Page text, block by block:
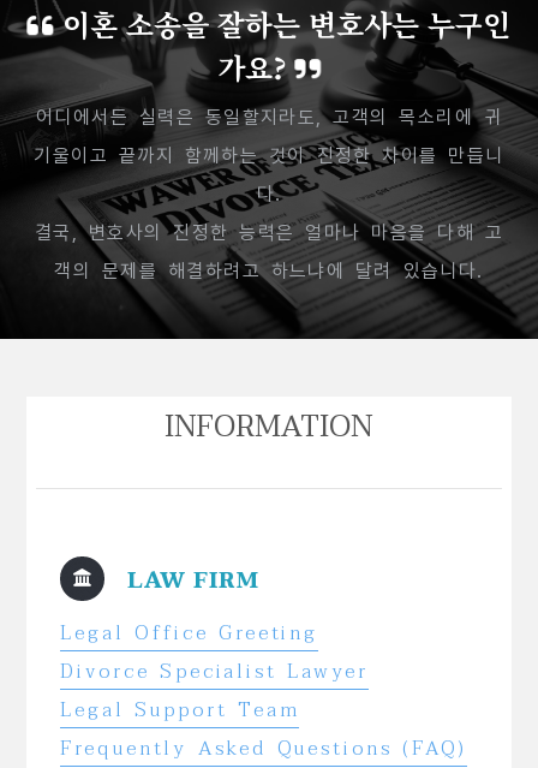
이혼 소송을 잘하는 변호사는 누구인
가요?
어디에서든 실력은 동일할지라도, 고객의 목소리에 귀
기울이고 끝까지 함께하는 것이 진정한 차이를 만듭니
다.
결국, 변호사의 진정한 능력은 얼마나 마음을 다해 고
객의 문제를 해결하려고 하느냐에 달려 있습니다.
INFORMATION
LAW FIRM
Legal Office Greeting
Divorce Specialist Lawyer
Legal Support Team
Frequently Asked Questions (FAQ)